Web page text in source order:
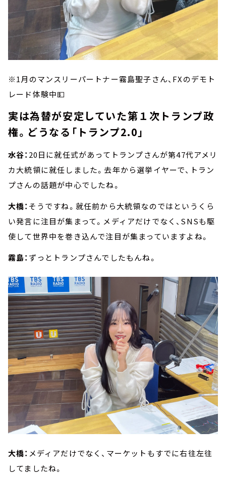
※1月のマンスリーパートナー霧島聖子さん、FXのデモト
レード体験中💵
実は為替が安定していた第１次トランプ政
権。どうなる「トランプ2.0」
水谷： 20日に就任式があってトランプさんが第47代アメリ
カ大統領に就任しました。去年から選挙イヤーで、トラン
プさんの話題が中心でしたね。
大橋： そうですね。就任前から大統領なのではというくら
い発言に注目が集まって。メディアだけでなく、SNSも駆
使して世界中を巻き込んで注目が集まっていますよね。
霧島： ずっとトランプさんでしたもんね。
大橋： メディアだけでなく、マーケットもすでに右往左往
してましたね。